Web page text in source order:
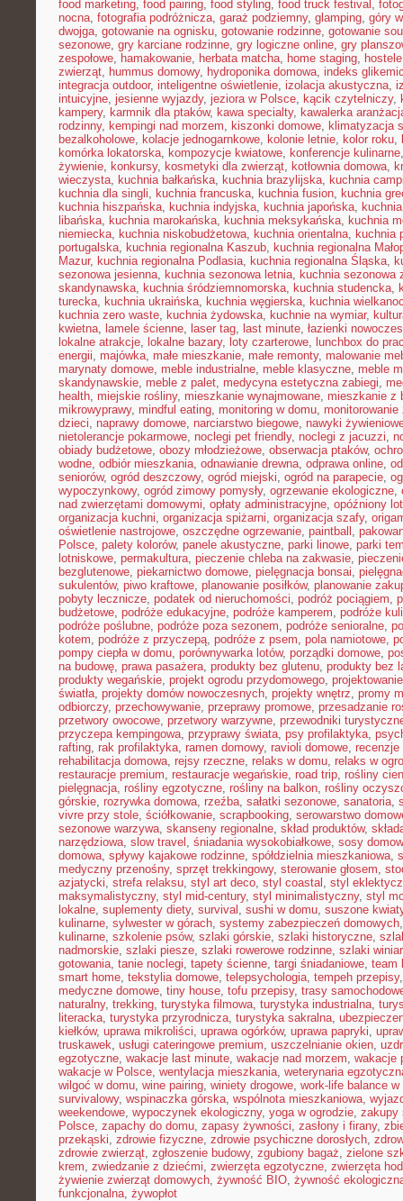
food marketing, food pairing, food styling, food truck festival ,
nocna, fotografia podróżnicza, garaż podziemny, glamping, góry
dwojga, gotowanie na ognisku, gotowanie rodzinne, gotowanie
sezonowe, gry karciane rodzinne, gry logiczne online, gry
zespołowe, hamakowanie, herbata matcha, home staging,
zwierząt, hummus domowy, hydroponika domowa, indeks
integracja outdoor, inteligentne oświetlenie, izolacja akustyczna,
intuicyjne, jesienne wyjazdy, jeziora w Polsce, kącik czytelniczy,
kampery, karmnik dla ptaków, kawa specialty, kawalerka
rodzinny, kempingi nad morzem, kiszonki domowe, klimatyzacja
bezalkoholowe, kolacje jednogarnkowe, kolonie letnie, kolor roku,
komórka lokatorska, kompozycje kwiatowe, konferencje kulinarne
żywienie, konkursy, kosmetyki dla zwierząt, kotłownia domowa,
wieczysta, kuchnia bałkańska, kuchnia brazylijska, kuchnia
kuchnia dla singli, kuchnia francuska, kuchnia fusion, kuchnia
kuchnia hiszpańska, kuchnia indyjska, kuchnia japońska,
libańska, kuchnia marokańska, kuchnia meksykańska, kuchnia
niemiecka, kuchnia niskobudżetowa, kuchnia orientalna, kuchnia
portugalska, kuchnia regionalna Kaszub, kuchnia regionalna
Mazur, kuchnia regionalna Podlasia, kuchnia regionalna Śląska,
sezonowa jesienna, kuchnia sezonowa letnia, kuchnia sezonowa
skandynawska, kuchnia śródziemnomorska, kuchnia studencka,
turecka, kuchnia ukraińska, kuchnia węgierska, kuchnia
kuchnia zero waste, kuchnia żydowska, kuchnie na wymiar,
kwietna, lamele ścienne, laser tag, last minute, łazienki
lokalne atrakcje, lokalne bazary, loty czarterowe, lunchbox do
energii, majówka, małe mieszkanie, małe remonty, malowanie
marynaty domowe, meble industrialne, meble klasyczne, meble
skandynawskie, meble z palet, medycyna estetyczna zabiegi,
health, miejskie rośliny, mieszkanie wynajmowane, mieszkanie z
mikrowyprawy, mindful eating, monitoring w domu, monitorowanie
dzieci, naprawy domowe, narciarstwo biegowe, nawyki
nietolerancje pokarmowe, noclegi pet friendly, noclegi z jacuzzi,
obiady budżetowe, obozy młodzieżowe, obserwacja ptaków,
wodne, odbiór mieszkania, odnawianie drewna, odprawa online,
seniorów, ogród deszczowy, ogród miejski, ogród na parapecie,
wypoczynkowy, ogród zimowy pomysły, ogrzewanie ekologiczne,
nad zwierzętami domowymi, opłaty administracyjne, opóźniony lot
organizacja kuchni, organizacja spiżarni, organizacja szafy,
oświetlenie nastrojowe, oszczędne ogrzewanie, paintball ,
Polsce, palety kolorów, panele akustyczne, parki linowe, parki
lotniskowe, permakultura, pieczenie chleba na zakwasie,
bezglutenowe, piekarnictwo domowe, pielęgnacja bonsai,
sukulentów, piwo kraftowe, planowanie posiłków, planowanie
pobyty lecznicze, podatek od nieruchomości, podróż pociągiem,
budżetowe, podróże edukacyjne, podróże kamperem, podróże
podróże poślubne, podróże poza sezonem, podróże senioralne,
kotem, podróże z przyczepą, podróże z psem, pola namiotowe,
pompy ciepła w domu, porównywarka lotów, porządki domowe,
na budowę, prawa pasażera, produkty bez glutenu, produkty bez
produkty wegańskie, projekt ogrodu przydomowego,
światła, projekty domów nowoczesnych, projekty wnętrz, promy
odbiorczy, przechowywanie, przeprawy promowe, przesadzanie
przetwory owocowe, przetwory warzywne, przewodniki
przyczepa kempingowa, przyprawy świata, psy profilaktyka,
rafting, rak profilaktyka, ramen domowy, ravioli domowe, recenzje
rehabilitacja domowa, rejsy rzeczne, relaks w domu, relaks w
restauracje premium, restauracje wegańskie, road trip, rośliny
pielęgnacja, rośliny egzotyczne, rośliny na balkon, rośliny
górskie, rozrywka domowa, rzeźba, sałatki sezonowe, sanatoria,
vivre przy stole, ściółkowanie, scrapbooking, serowarstwo
sezonowe warzywa, skanseny regionalne, skład produktów,
narzędziowa, slow travel , śniadania wysokobiałkowe, sosy
domowa, spływy kajakowe rodzinne, spółdzielnia mieszkaniowa,
medyczny przenośny, sprzęt trekkingowy, sterowanie głosem,
azjatycki, strefa relaksu, styl art deco, styl coastal , styl
maksymalistyczny, styl mid-century, styl minimalistyczny, styl
lokalne, suplementy diety, survival , sushi w domu, suszone
kulinarne, sylwester w górach, systemy zabezpieczeń domowych
kulinarne, szkolenie psów, szlaki górskie, szlaki historyczne,
nadmorskie, szlaki piesze, szlaki rowerowe rodzinne, szlaki
gotowania, tanie noclegi, tapety ścienne, targi śniadaniowe, team
smart home, tekstylia domowe, telepsychologia, tempeh przepisy
medyczne domowe, tiny house, tofu przepisy, trasy
naturalny, trekking, turystyka filmowa, turystyka industrialna,
literacka, turystyka przyrodnicza, turystyka sakralna,
kiełków, uprawa mikroliści, uprawa ogórków, uprawa papryki,
truskawek, usługi cateringowe premium, uszczelnianie okien,
egzotyczne, wakacje last minute, wakacje nad morzem, wakacje
wakacje w Polsce, wentylacja mieszkania, weterynaria
wilgoć w domu, wine pairing, winiety drogowe, work-life balance w
survivalowy, wspinaczka górska, wspólnota mieszkaniowa,
weekendowe, wypoczynek ekologiczny, yoga w ogrodzie, zakupy
Polsce, zapachy do domu, zapasy żywności, zasłony i firany,
przekąski, zdrowie fizyczne, zdrowie psychiczne dorosłych,
zdrowie zwierząt, zgłoszenie budowy, zgubiony bagaż, zielone
krem, zwiedzanie z dziećmi, zwierzęta egzotyczne, zwierzęta
żywienie zwierząt domowych, żywność BIO, żywność
funkcjonalna, żywopłot